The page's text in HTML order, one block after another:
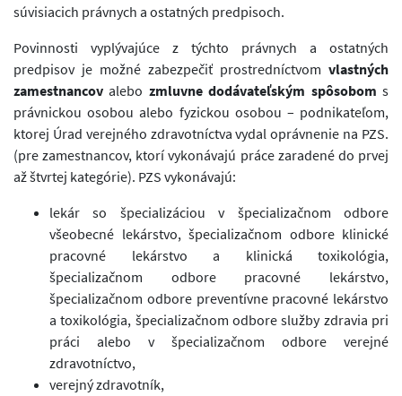
súvisiacich právnych a ostatných predpisoch.
Povinnosti vyplývajúce z týchto právnych a ostatných
predpisov je možné zabezpečiť prostredníctvom vlastných
zamestnancovalebo zmluvne dodávateľským spôsoboms
právnickou osobou alebo fyzickou osobou – podnikateľom,
ktorej Úrad verejného zdravotníctva vydal oprávnenie na PZS.
(pre zamestnancov, ktorí vykonávajú práce zaradené do prvej
až štvrtej kategórie). PZS vykonávajú:
lekár so špecializáciou v špecializačnom odbore
všeobecné lekárstvo, špecializačnom odbore klinické
pracovné lekárstvo a klinická toxikológia,
špecializačnom odbore pracovné lekárstvo,
špecializačnom odbore preventívne pracovné lekárstvo
a toxikológia, špecializačnom odbore služby zdravia pri
práci alebo v špecializačnom odbore verejné
zdravotníctvo,
verejný zdravotník,